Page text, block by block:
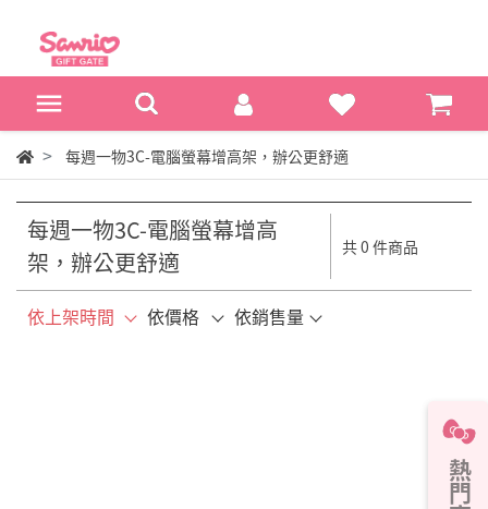
每週一物3C-電腦螢幕增高架，辦公更舒適
每週一物3C-電腦螢幕增高
架，辦公更舒適
共 0 件商品
依上架時間 依價格 依銷售量